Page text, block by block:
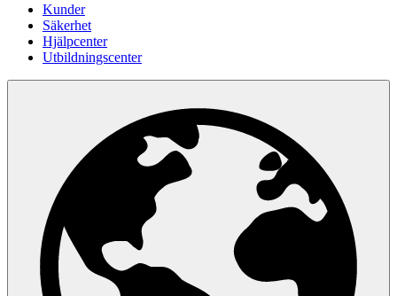
Kunder
Säkerhet
Hjälpcenter
Utbildningscenter